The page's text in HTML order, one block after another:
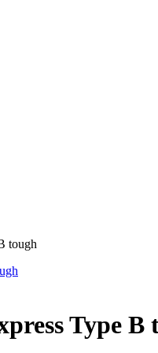
tough
Type B